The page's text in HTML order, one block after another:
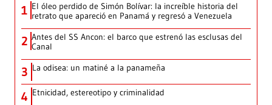
1 El óleo perdido de Simón Bolívar: la increíble historia del
retrato que apareció en Panamá y regresó a Venezuela
2 Antes del SS Ancon: el barco que estrenó las esclusas del
Canal
3 La odisea: un matiné a la panameña
4 Etnicidad, estereotipo y criminalidad